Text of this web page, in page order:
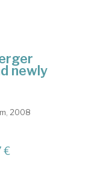
newly
2008
€